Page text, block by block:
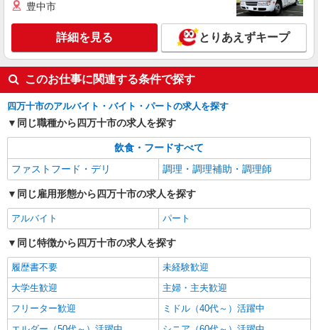
豊中市
詳細を見る とりあえずキープ
このお仕事に関連する条件で探す
四万十市のアルバイト・バイト・パートの求人を探す
同じ職種から四万十市の求人を探す
飲食・フードすべて
ファストフード・デリ
調理・調理補助・調理師
同じ雇用形態から四万十市の求人を探す
アルバイト パート
同じ特徴から四万十市の求人を探す
履歴書不要
未経験歓迎
大学生歓迎
主婦・主夫歓迎
フリーター歓迎
ミドル（40代～）活躍中